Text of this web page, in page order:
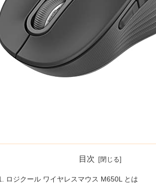
目次
ロジクール ワイヤレスマウス M650L とは